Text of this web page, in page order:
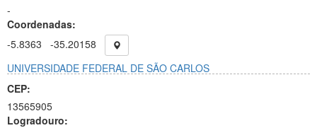
-
Coordenadas:
-5.8363
-35.20158
UNIVERSIDADE FEDERAL DE SÃO CARLOS
CEP:
13565905
Logradouro: